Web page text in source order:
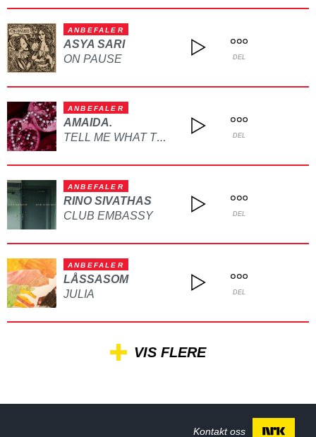
ANBEFALER
ASYA SARI
ON PAUSE
DEL
ANBEFALER
AMAIDA.
TELL ME WHAT TO DO DEL
ANBEFALER
RINO SIVATHAS
CLUB EMBASSY
DEL
ANBEFALER
LÅSSASOM
JULIA
DEL
VIS FLERE
Kontakt oss